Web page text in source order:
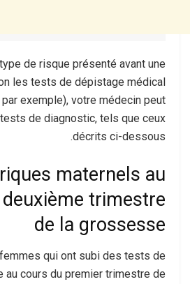
de risque présenté avant une
les tests de dépistage médical
exemple), votre médecin peut
de diagnostic, tels que ceux
décrits ci-dessous.
maternels au
trimestre
de la grossesse
qui ont subi des tests de
au cours du premier trimestre de